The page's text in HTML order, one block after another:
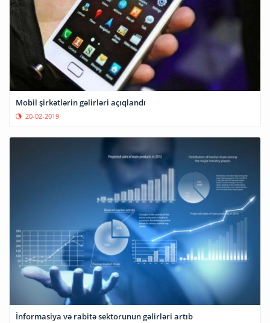
Mobil şirkətlərin gəlirləri açıqlandı
20-02-2019
İnformasiya və rabitə sektorunun gəlirləri artıb